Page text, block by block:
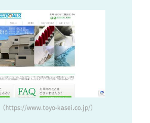
（https://www.toyo-kasei.co.jp/）